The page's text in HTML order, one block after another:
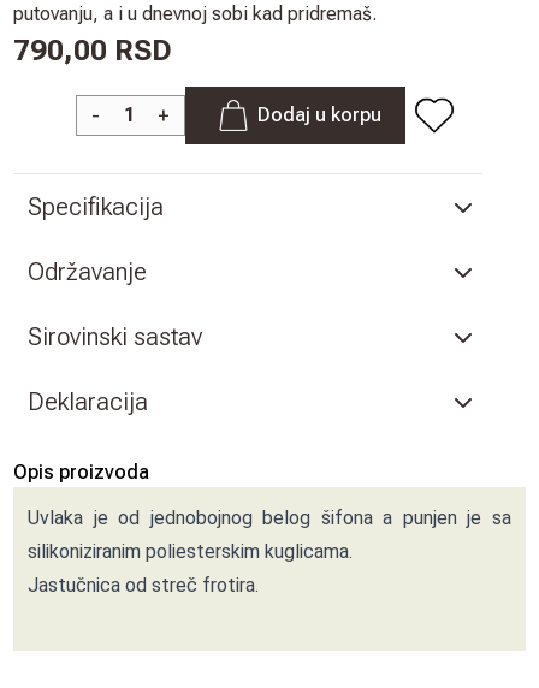
putovanju, a i u dnevnoj sobi kad pridremaš.
790,00 RSD
- + Dodaj u korpu
Specifikacija
Održavanje
Sirovinski sastav
Deklaracija
Opis proizvoda
Uvlaka je od jednobojnog belog šifona a punjen je sa
silikoniziranim poliesterskim kuglicama.
Jastučnica od streč frotira.